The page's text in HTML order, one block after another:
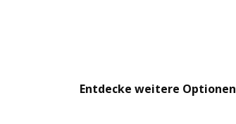
Entdecke weitere Optionen